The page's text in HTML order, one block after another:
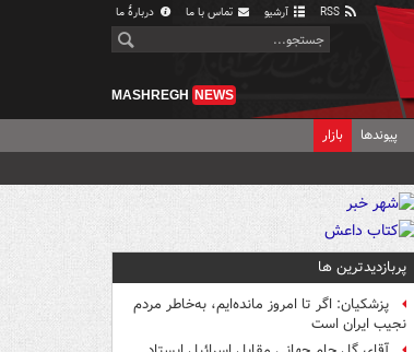
آرشیو تماس با ما دربارهٔ ما
MASHREGH NEWS
پیوندها بازار
پربازدیدترین ها
پزشکیان: اگر تا امروز مانده‌ایم، به‌خاطر مردم
نجیب ایران است